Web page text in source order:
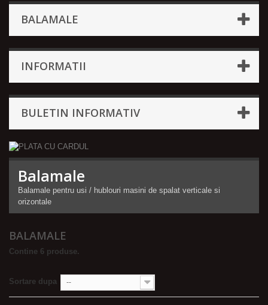
BALAMALE
INFORMATII
BULETIN INFORMATIV
Balamale
Balamale pentru usi / hublouri masini de spalat verticale si
orizontale
BALAMALE
Contine 6 produse.
Sortare dupa --